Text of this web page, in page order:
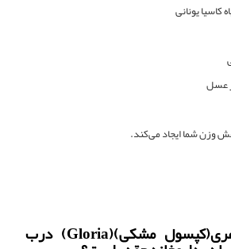
کاسیا یونانی
عسل
وزن شما ایجاد می‌کند.
قیمت قرص لاغری(کپسول‌ مشکی)(Gloria) درب